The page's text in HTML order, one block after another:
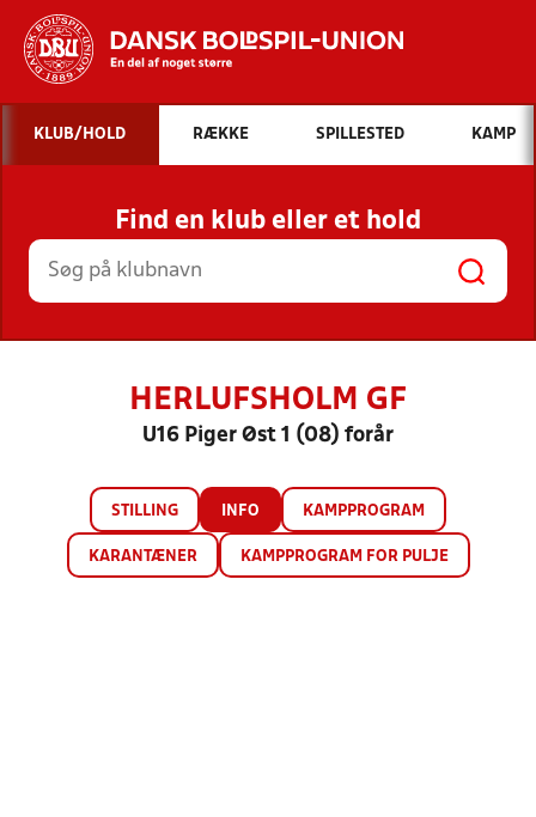
Hvad vil du søge efter?
INDHOLD OG NYHEDER
STILLINGER, RESULTATER, KLUBBER OG
HOLD
KLUB/HOLD RÆKKE SPILLESTED KAMP
Find en klub eller et hold
HERLUFSHOLM GF
U16 Piger Øst 1 (08) forår
STILLING INFO KAMPPROGRAM
KARANTÆNER KAMPPROGRAM FOR PULJE